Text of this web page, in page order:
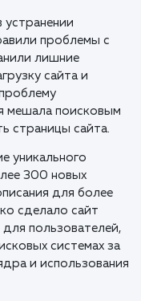
конверсию.
с тем, что в штате
ни
взять на себя все
контента. И
понимая, что
повысит
клиенту новых
новых клиентов.
в устранении
проблемы